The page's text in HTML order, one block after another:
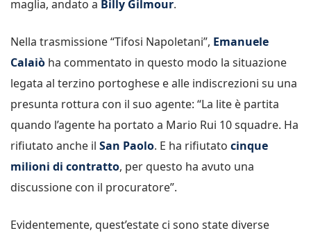
maglia, andato a Billy Gilmour.
Nella trasmissione “Tifosi Napoletani”, Emanuele
Calaiò ha commentato in questo modo la situazione
legata al terzino portoghese e alle indiscrezioni su una
presunta rottura con il suo agente: “La lite è partita
quando l’agente ha portato a Mario Rui 10 squadre. Ha
rifiutato anche il San Paolo. E ha rifiutato cinque
milioni di contratto, per questo ha avuto una
discussione con il procuratore”.
Evidentemente, quest’estate ci sono state diverse